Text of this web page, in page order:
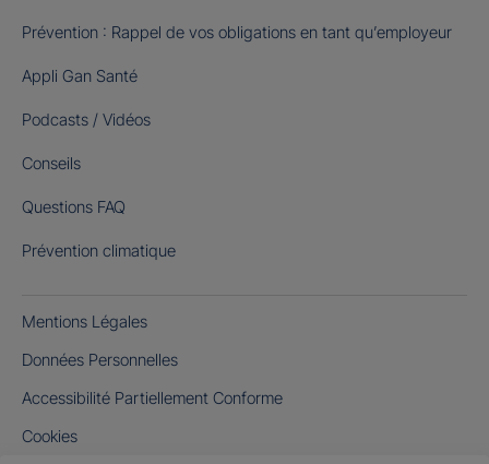
Prévention : Rappel de vos obligations en tant qu’employeur
Appli Gan Santé
Podcasts / Vidéos
Conseils
Questions FAQ
Prévention climatique
Mentions Légales
Données Personnelles
Accessibilité Partiellement Conforme
Cookies